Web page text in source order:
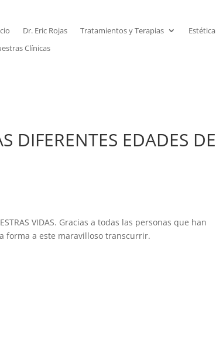
Dr. Eric Rojas Tratamientos y Terapias Estética
Clínicas
DIFERENTES EDADES DE
VIDAS. Gracias a todas las personas que han
forma a este maravilloso transcurrir.